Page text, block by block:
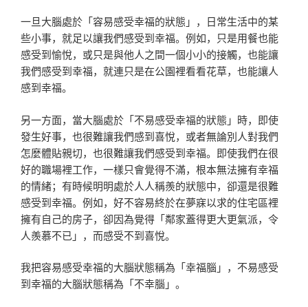
一旦大腦處於「容易感受幸福的狀態」，日常生活中的某
些小事，就足以讓我們感受到幸福。例如，只是用餐也能
感受到愉悅，或只是與他人之間一個小小的接觸，也能讓
我們感受到幸福，就連只是在公園裡看看花草，也能讓人
感到幸福。
另一方面，當大腦處於「不易感受幸福的狀態」時，即使
發生好事，也很難讓我們感到喜悅，或者無論別人對我們
怎麼體貼親切，也很難讓我們感受到幸福。即使我們在很
好的職場裡工作，一樣只會覺得不滿，根本無法擁有幸福
的情緒；有時候明明處於人人稱羨的狀態中，卻還是很難
感受到幸福。例如，好不容易終於在夢寐以求的住宅區裡
擁有自己的房子，卻因為覺得「鄰家蓋得更大更氣派，令
人羨慕不已」，而感受不到喜悅。
我把容易感受幸福的大腦狀態稱為「幸福腦」，不易感受
到幸福的大腦狀態稱為「不幸腦」。